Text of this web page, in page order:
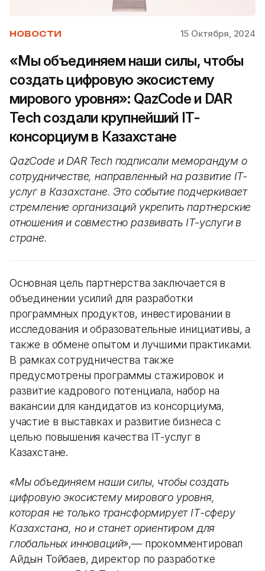
НОВОСТИ 15 Октября, 2024
«Мы объединяем наши силы, чтобы
создать цифровую экосистему
мирового уровня»: QazCode и DAR
Tech создали крупнейший IТ-
консорциум в Казахстане
QazCode и DAR Tech подписали меморандум о
сотрудничестве, направленный на развитие IT-
услуг в Казахстане. Это событие подчеркивает
стремление организаций укрепить партнерские
отношения и совместно развивать IT-услуги в
стране.
Основная цель партнерства заключается в
объединении усилий для разработки
программных продуктов, инвестировании в
исследования и образовательные инициативы, а
также в обмене опытом и лучшими практиками.
В рамках сотрудничества также
предусмотрены программы стажировок и
развитие кадрового потенциала, набор на
вакансии для кандидатов из консорциума,
участие в выставках и развитие бизнеса с
целью повышения качества IT-услуг в
Казахстане.
«Мы объединяем наши силы, чтобы создать
цифровую экосистему мирового уровня,
которая не только трансформирует IТ-сферу
Казахстана, но и станет ориентиром для
глобальных инноваций»,— прокомментировал
Айдын Тойбаев, директор по разработке